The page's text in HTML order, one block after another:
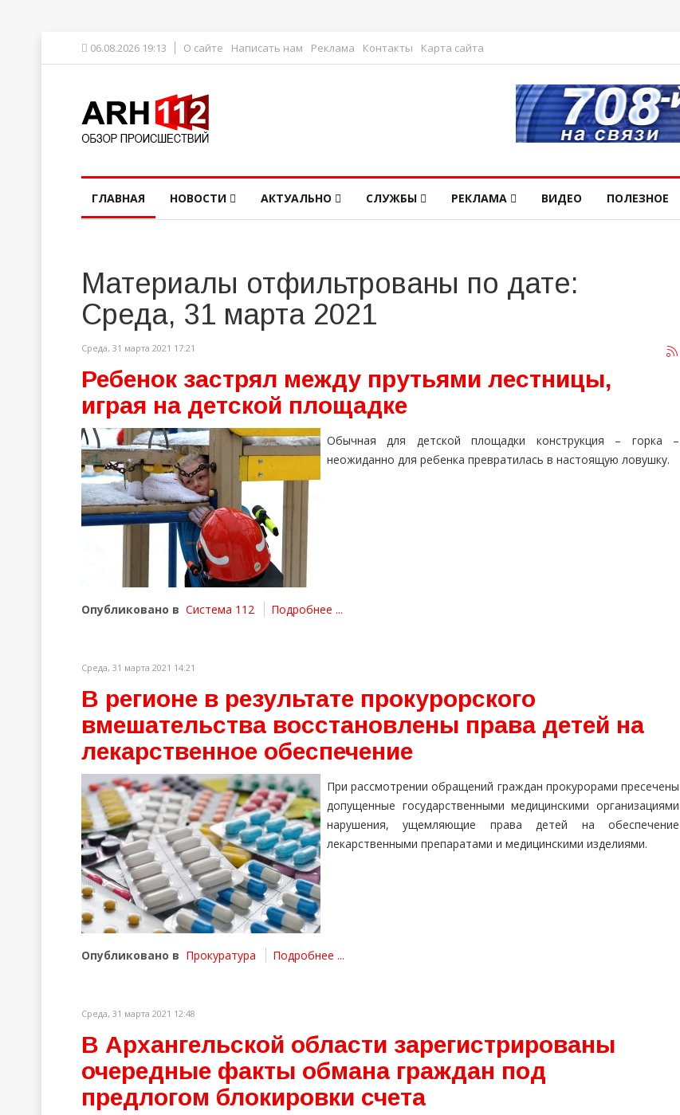
06.08.2026 19:13 О сайте Написать нам Реклама Контакты Карта сайта
ГЛАВНАЯ НОВОСТИ АКТУАЛЬНО СЛУЖБЫ РЕКЛАМА ВИДЕО ПОЛЕЗНОЕ
Материалы отфильтрованы по дате:
Среда, 31 марта 2021
Среда, 31 марта 2021 17:21
Ребенок застрял между прутьями лестницы,
играя на детской площадке
Обычная для детской площадки конструкция – горка –
неожиданно для ребенка превратилась в настоящую ловушку.
Опубликовано в Система 112 Подробнее ...
Среда, 31 марта 2021 14:21
В регионе в результате прокурорского
вмешательства восстановлены права детей на
лекарственное обеспечение
При рассмотрении обращений граждан прокурорами пресечены
допущенные государственными медицинскими организациями
нарушения, ущемляющие права детей на обеспечение
лекарственными препаратами и медицинскими изделиями.
Опубликовано в Прокуратура Подробнее ...
Среда, 31 марта 2021 12:48
В Архангельской области зарегистрированы
очередные факты обмана граждан под
предлогом блокировки счета